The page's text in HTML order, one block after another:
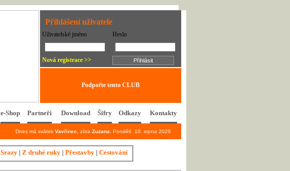
Přihlášení uživatele
Uživatelské jméno Heslo
Nová registrace >>
Podpořte tento CLUB
e-Shop Partneři Download Šifry Odkazy Kontakty
Dnes má svátek Vavřinec , zítra Zuzana . Pondělí 10. srpna 2026
Srazy | Z druhé ruky | Přestavby | Cestování